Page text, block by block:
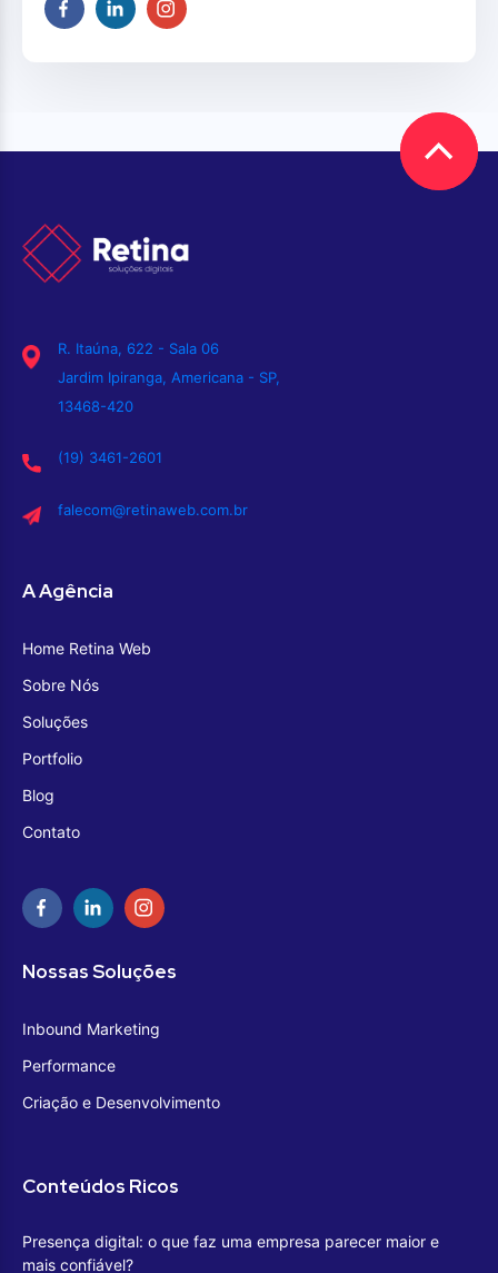
R. Itaúna, 622 - Sala 06
Jardim Ipiranga, Americana - SP,
13468-420
(19) 3461-2601
falecom@retinaweb.com.br
A Agência
Home Retina Web
Sobre Nós
Soluções
Portfolio
Blog
Contato
Nossas Soluções
Inbound Marketing
Performance
Criação e Desenvolvimento
Conteúdos Ricos
Presença digital: o que faz uma empresa parecer maior e
mais confiável?